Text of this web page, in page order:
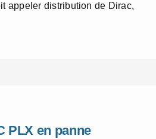
appeler distribution de Dirac,
PLX en panne